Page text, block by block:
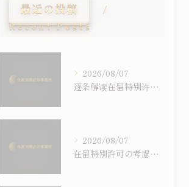
最近の投稿
Recent Posts
2026/08/07
逐条解读在留特别许可之考量事由｜令和6年施行之入管法50条5项与主张之构筑
2026/08/07
在留特別許可の考慮事情を逐条で読む｜令和6年施行の入管法50条5項と主張の組み立て方